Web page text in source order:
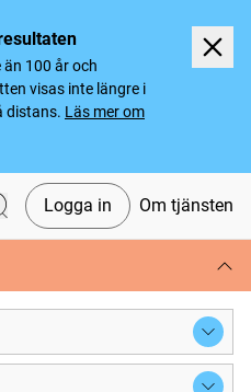
100 år och
visas inte längre i
distans. Läs mer om
Logga in Om tjänsten